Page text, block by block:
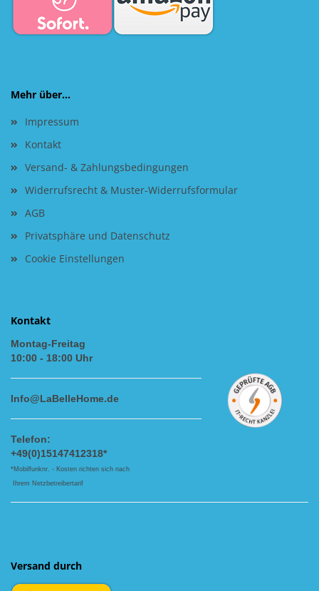
Mehr über...
Impressum
Kontakt
Versand- & Zahlungsbedingungen
Widerrufsrecht & Muster-Widerrufsformular
AGB
Privatsphäre und Datenschutz
Cookie Einstellungen
Kontakt
Montag-Freitag
10:00 - 18:00 Uhr
Info@LaBelleHome.de
Telefon:
+49(0)15147412318*
*Mobilfunknr. - Kosten richten sich nach
Ihrem Netzbetreibertarif
Versand durch